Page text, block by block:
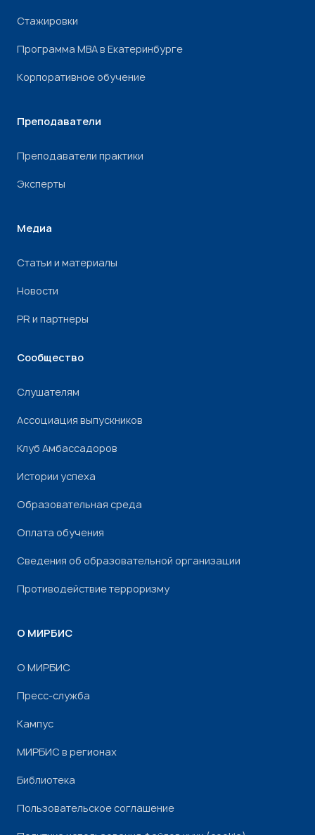
Стажировки
Программа МВА в Екатеринбурге
Корпоративное обучение
Преподаватели
Преподаватели практики
Эксперты
Медиа
Статьи и материалы
Новости
PR и партнеры
Сообщество
Слушателям
Ассоциация выпускников
Клуб Амбассадоров
Истории успеха
Образовательная среда
Оплата обучения
Сведения об образовательной организации
Противодействие терроризму
О МИРБИС
О МИРБИС
Пресс-служба
Кампус
МИРБИС в регионах
Библиотека
Пользовательское соглашение